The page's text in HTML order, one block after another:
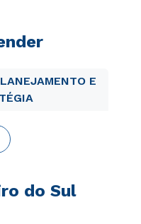
E
do Sul